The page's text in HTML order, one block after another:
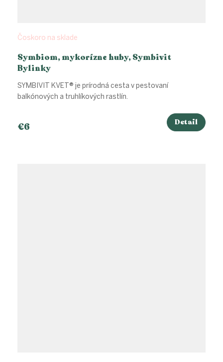
Symbiom, mykorízne huby, Symbivit
Bylinky
Čoskoro na sklade
€6 Detail
SYMBIVIT KVET® je prírodná cesta v pestovaní
balkónových a truhlíkových rastlín.